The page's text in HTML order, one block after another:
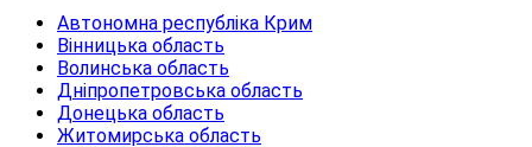
Автономна республіка Крим
Вінницька область
Волинська область
Дніпропетровська область
Донецька область
Житомирська область